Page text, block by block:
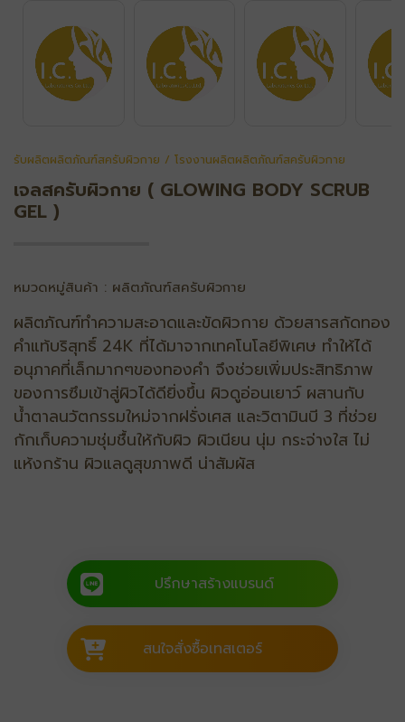
รับผลิตผลิตภัณฑ์สครับผิวกาย / โรงงานผลิตผลิตภัณฑ์สครับผิวกาย
เจลสครับผิวกาย ( GLOWING BODY SCRUB
GEL )
หมวดหมู่สินค้า : ผลิตภัณฑ์สครับผิวกาย
ผลิตภัณฑ์ทําความสะอาดและขัดผิวกาย ด้วยสารสกัดทอง
คําแท้บริสุทธิ์ 24K ที่ได้มาจากเทคโนโลยีพิเศษ ทําให้ได้
อนุภาคที่เล็กมากๆของทองคํา จึงช่วยเพิ่มประสิทธิภาพ
ของการซึมเข้าสู่ผิวได้ดียิ่งขึ้น ผิวดูอ่อนเยาว์ ผสานกับ
น้ำตาลนวัตกรรมใหม่จากฝรั่งเศส และวิตามินบี 3 ที่ช่วย
กักเก็บความชุ่มชื้นให้กับผิว ผิวเนียน นุ่ม กระจ่างใส ไม่
แห้งกร้าน ผิวแลดูสุขภาพดี น่าสัมผัส
ปรึกษาสร้างแบรนด์
สนใจสั่งซื้อเทสเตอร์